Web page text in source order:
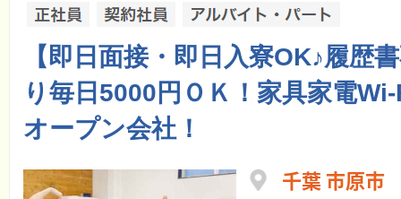
【即日面接・即日入寮OK♪履歴
り毎日5000円ＯＫ！家具家電
オープン会社！
千葉 市原市